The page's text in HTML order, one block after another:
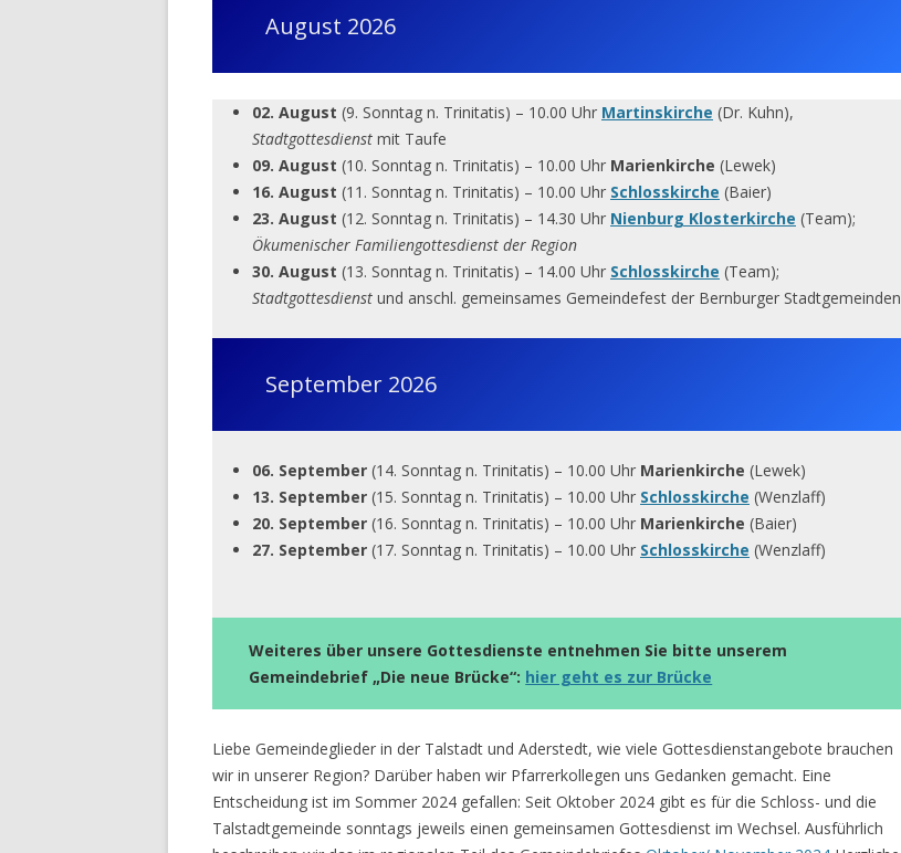
August 2026
02. August (9. Sonntag n. Trinitatis) – 10.00 Uhr Martinskirche (Dr. Kuhn),
Stadtgottesdienst mit Taufe
09. August (10. Sonntag n. Trinitatis) – 10.00 Uhr Marienkirche (Lewek)
16. August (11. Sonntag n. Trinitatis) – 10.00 Uhr Schlosskirche (Baier)
23. August (12. Sonntag n. Trinitatis) – 14.30 Uhr Nienburg Klosterkirche (Team);
Ökumenischer Familiengottesdienst der Region
30. August (13. Sonntag n. Trinitatis) – 14.00 Uhr Schlosskirche (Team);
Stadtgottesdienst und anschl. gemeinsames Gemeindefest der Bernburger Stadtgemeinden
September 2026
06. September (14. Sonntag n. Trinitatis) – 10.00 Uhr Marienkirche (Lewek)
13. September (15. Sonntag n. Trinitatis) – 10.00 Uhr Schlosskirche (Wenzlaff)
20. September (16. Sonntag n. Trinitatis) – 10.00 Uhr Marienkirche (Baier)
27. September (17. Sonntag n. Trinitatis) – 10.00 Uhr Schlosskirche (Wenzlaff)
Weiteres über unsere Gottesdienste entnehmen Sie bitte unserem
Gemeindebrief „Die neue Brücke“: hier geht es zur Brücke
Liebe Gemeindeglieder in der Talstadt und Aderstedt, wie viele Gottesdienstangebote brauchen
wir in unserer Region? Darüber haben wir Pfarrerkollegen uns Gedanken gemacht. Eine
Entscheidung ist im Sommer 2024 gefallen: Seit Oktober 2024 gibt es für die Schloss- und die
Talstadtgemeinde sonntags jeweils einen gemeinsamen Gottesdienst im Wechsel. Ausführlich